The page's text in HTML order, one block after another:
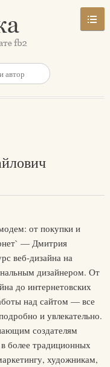
от покупки и
— Дмитрия
веб-дизайна на
дизайнером. От
до интернетовских
над сайтом — все
и увлекательно.
создателям
более традиционных
художникам,